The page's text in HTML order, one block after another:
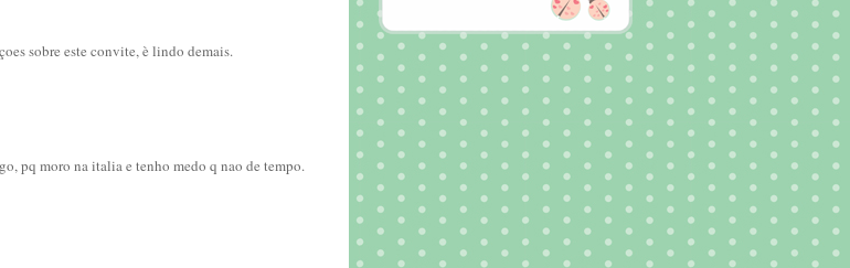
sobre este convite, è lindo demais.
pq moro na italia e tenho medo q nao de tempo.